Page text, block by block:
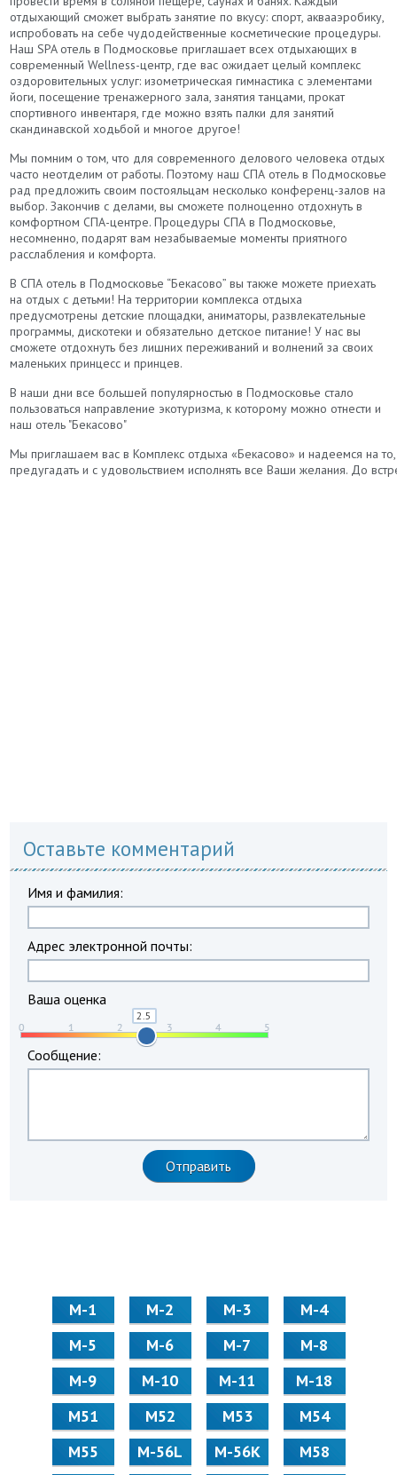
отдыхающий сможет выбрать занятие по вкусу: спорт, аквааэробику,
испробовать на себе чудодейственные косметические процедуры.
Наш SPA отель в Подмосковье приглашает всех отдыхающих в
современный Wellness-центр, где вас ожидает целый комплекс
оздоровительных услуг: изометрическая гимнастика с элементами
йоги, посещение тренажерного зала, занятия танцами, прокат
спортивного инвентаря, где можно взять палки для занятий
скандинавской ходьбой и многое другое!
Мы помним о том, что для современного делового человека отдых
часто неотделим от работы. Поэтому наш СПА отель в Подмосковье
рад предложить своим постояльцам несколько конференц-залов на
выбор. Закончив с делами, вы сможете полноценно отдохнуть в
комфортном СПА-центре. Процедуры СПА в Подмосковье,
несомненно, подарят вам незабываемые моменты приятного
расслабления и комфорта.
В СПА отель в Подмосковье “Бекасово” вы также можете приехать
на отдых с детьми! На территории комплекса отдыха
предусмотрены детские площадки, аниматоры, развлекательные
программы, дискотеки и обязательно детское питание! У нас вы
сможете отдохнуть без лишних переживаний и волнений за своих
маленьких принцесс и принцев.
В наши дни все большей популярностью в Подмосковье стало
пользоваться направление экотуризма, к которому можно отнести и
наш отель "Бекасово"
Мы приглашаем вас в Комплекс отдыха «Бекасово» и надеемся на
предугадать и с удовольствием исполнять все Ваши желания. До
Оставьте комментарий
Имя и фамилия:
Адрес электронной почты:
Ваша оценка
Сообщение:
М-1 М-2 М-3
М-4
М-5
М-6 М-7
М-8
М-9
М-10 М-11
М-18
М51
М52 М53
М54
М55
M-56L M-56K
М58